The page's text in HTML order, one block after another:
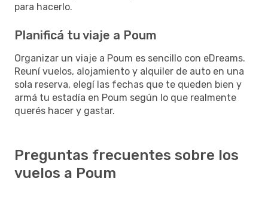
para hacerlo.
Planificá tu viaje a Poum
Organizar un viaje a Poum es sencillo con eDreams.
Reuní vuelos, alojamiento y alquiler de auto en una
sola reserva, elegí las fechas que te queden bien y
armá tu estadía en Poum según lo que realmente
querés hacer y gastar.
Preguntas frecuentes sobre los
vuelos a Poum